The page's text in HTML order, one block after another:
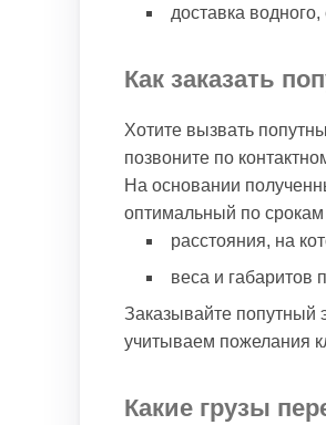
доставка
Как заказать
Хотите вызвать
позвоните по
На основании
оптимальный по
расстояния, на
веса и габаритов
Заказывайте попутный
учитываем пожелания
Какие грузы